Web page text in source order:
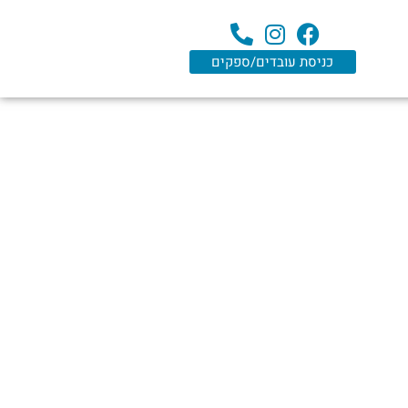
כניסת עובדים/ספקים